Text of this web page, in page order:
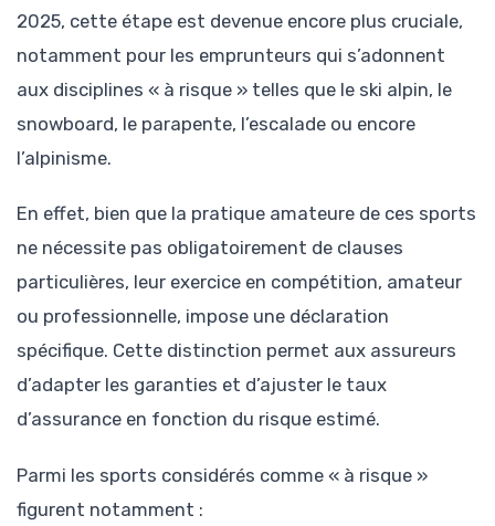
2025, cette étape est devenue encore plus cruciale,
notamment pour les emprunteurs qui s’adonnent
aux disciplines « à risque » telles que le ski alpin, le
snowboard, le parapente, l’escalade ou encore
l’alpinisme.
En effet, bien que la pratique amateure de ces sports
ne nécessite pas obligatoirement de clauses
particulières, leur exercice en compétition, amateur
ou professionnelle, impose une déclaration
spécifique. Cette distinction permet aux assureurs
d’adapter les garanties et d’ajuster le taux
d’assurance en fonction du risque estimé.
Parmi les sports considérés comme « à risque »
figurent notamment :